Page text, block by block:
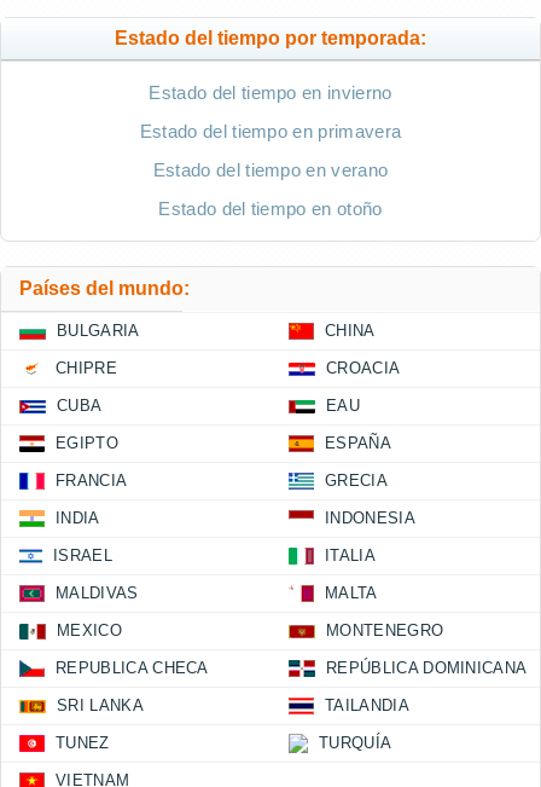
Estado del tiempo por temporada:
Estado del tiempo en invierno
Estado del tiempo en primavera
Estado del tiempo en verano
Estado del tiempo en otoño
Países del mundo:
BULGARIA CHINA
CHIPRE CROACIA
CUBA EAU
EGIPTO ESPAÑA
FRANCIA GRECIA
INDIA INDONESIA
ISRAEL ITALIA
MALDIVAS MALTA
MEXICO MONTENEGRO
REPUBLICA CHECA REPÚBLICA DOMINICANA
SRI LANKA TAILANDIA
TUNEZ TURQUÍA
VIETNAM